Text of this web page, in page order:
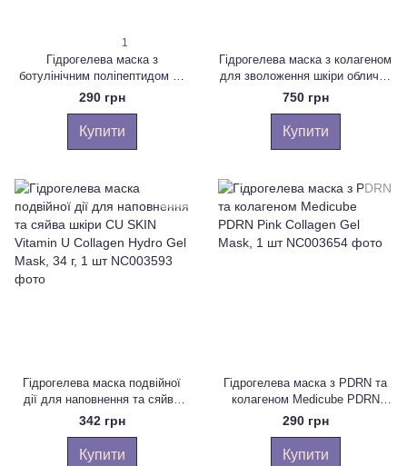
1
Гідрогелева маска з
ботулінічним поліпептидом та
колагеном Arocell Botulcare
Mask EX, 42г
290 грн
Купити
Гідрогелева маска з колагеном
для зволоження шкіри обличчя
Benton Hydrogel Collagen Face
Mask, 4 шт
750 грн
Купити
Гідрогелева маска подвійної
дії для наповнення та сяйва
шкіри CU SKIN Vitamin U
Collagen Hydro Gel Mask, 34 г, 1
шт
342 грн
Купити
Гідрогелева маска з PDRN та
колагеном Medicube PDRN
Pink Collagen Gel Mask, 1 шт
290 грн
Купити